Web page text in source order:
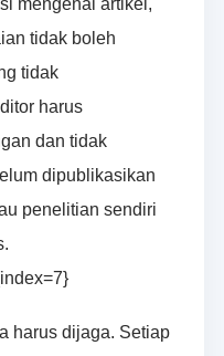
mengenai artikel,
tidak boleh
tidak
harus
dan tidak
dipublikasikan
penelitian sendiri
harus dijaga. Setiap